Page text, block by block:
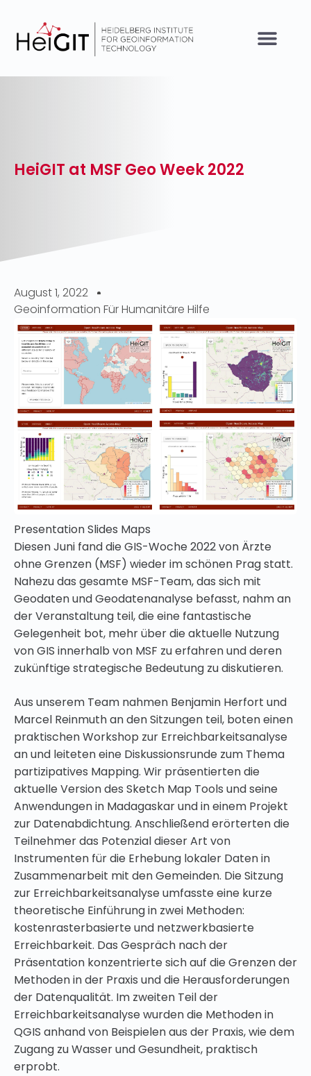
HeiGIT at MSF Geo Week 2022
August 1, 2022
Geoinformation Für Humanitäre Hilfe
Presentation Slides Maps
Diesen Juni fand die GIS-Woche 2022 von Ärzte
ohne Grenzen (MSF) wieder im schönen Prag statt.
Nahezu das gesamte MSF-Team, das sich mit
Geodaten und Geodatenanalyse befasst, nahm an
der Veranstaltung teil, die eine fantastische
Gelegenheit bot, mehr über die aktuelle Nutzung
von GIS innerhalb von MSF zu erfahren und deren
zukünftige strategische Bedeutung zu diskutieren.
Aus unserem Team nahmen Benjamin Herfort und
Marcel Reinmuth an den Sitzungen teil, boten einen
praktischen Workshop zur Erreichbarkeitsanalyse
an und leiteten eine Diskussionsrunde zum Thema
partizipatives Mapping. Wir präsentierten die
aktuelle Version des Sketch Map Tools und seine
Anwendungen in Madagaskar und in einem Projekt
zur Datenabdichtung. Anschließend erörterten die
Teilnehmer das Potenzial dieser Art von
Instrumenten für die Erhebung lokaler Daten in
Zusammenarbeit mit den Gemeinden. Die Sitzung
zur Erreichbarkeitsanalyse umfasste eine kurze
theoretische Einführung in zwei Methoden:
kostenrasterbasierte und netzwerkbasierte
Erreichbarkeit. Das Gespräch nach der
Präsentation konzentrierte sich auf die Grenzen der
Methoden in der Praxis und die Herausforderungen
der Datenqualität. Im zweiten Teil der
Erreichbarkeitsanalyse wurden die Methoden in
QGIS anhand von Beispielen aus der Praxis, wie dem
Zugang zu Wasser und Gesundheit, praktisch
erprobt.